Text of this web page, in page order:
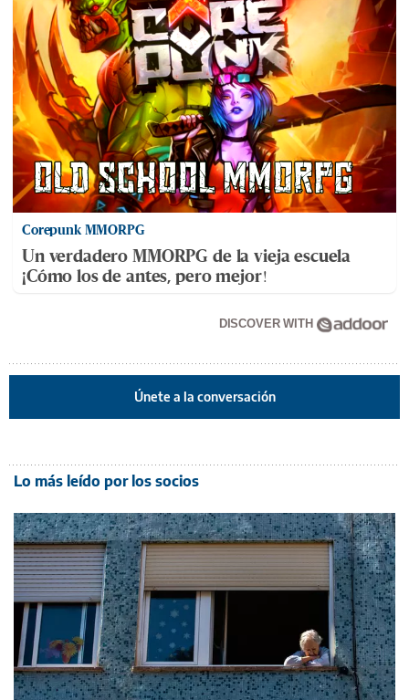
Corepunk MMORPG
Un verdadero MMORPG de la vieja escuela
¡Cómo los de antes, pero mejor!
DISCOVER WITH
Únete a la conversación
Lo más leído por los socios